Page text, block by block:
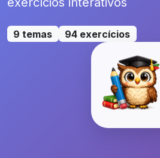
9 temas 94 exercícios